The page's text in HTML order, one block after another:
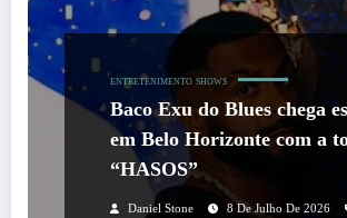
ENTRETENIMENTO SHOWS
Baco Exu do Blues chega
em Belo Horizonte com a
“HASOS”
Daniel Stone 8 De Julho De 2026